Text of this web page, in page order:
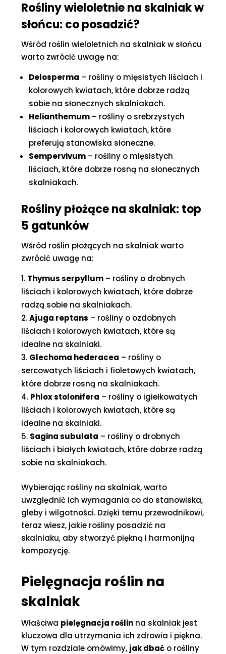
Rośliny wieloletnie na skalniak w
słońcu: co posadzić?
Wśród roślin wieloletnich na skalniak w słońcu
warto zwrócić uwagę na:
Delosperma – rośliny o mięsistych liściach i
kolorowych kwiatach, które dobrze radzą
sobie na słonecznych skalniakach.
Helianthemum – rośliny o srebrzystych
liściach i kolorowych kwiatach, które
preferują stanowiska słoneczne.
Sempervivum – rośliny o mięsistych
liściach, które dobrze rosną na słonecznych
skalniakach.
Rośliny płożące na skalniak: top
5 gatunków
Wśród roślin płożących na skalniak warto
zwrócić uwagę na:
Thymus serpyllum – rośliny o drobnych
liściach i kolorowych kwiatach, które dobrze
radzą sobie na skalniakach.
Ajuga reptans – rośliny o ozdobnych
liściach i kolorowych kwiatach, które są
idealne na skalniaki.
Glechoma hederacea – rośliny o
sercowatych liściach i fioletowych kwiatach,
które dobrze rosną na skalniakach.
Phlox stolonifera – rośliny o igiełkowatych
liściach i kolorowych kwiatach, które są
idealne na skalniaki.
Sagina subulata – rośliny o drobnych
liściach i białych kwiatach, które dobrze radzą
sobie na skalniakach.
Wybierając rośliny na skalniak, warto
uwzględnić ich wymagania co do stanowiska,
gleby i wilgotności. Dzięki temu przewodnikowi,
teraz wiesz, jakie rośliny posadzić na
skalniaku, aby stworzyć piękną i harmonijną
kompozycję.
Pielęgnacja roślin na
skalniak
Właściwa pielęgnacja roślin na skalniak jest
kluczowa dla utrzymania ich zdrowia i piękna.
W tym rozdziale omówimy, jak dbać o rośliny